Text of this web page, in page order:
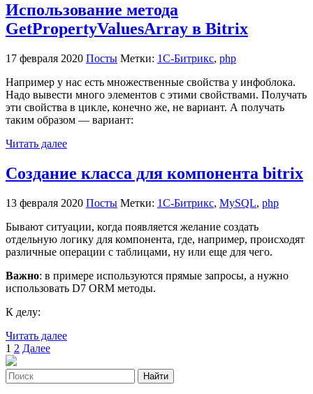
Использование метода
GetPropertyValuesArray в Bitrix
17 февраля 2020 Посты Метки: 1С-Битрикс, php
Например у нас есть множественные свойства у инфоблока.
Надо вывести много элементов с этими свойствами. Получать
эти свойства в цикле, конечно же, не вариант. А получать
таким образом — вариант:
Читать далее
Создание класса для компонента bitrix
13 февраля 2020 Посты Метки: 1С-Битрикс, MySQL, php
Бывают ситуации, когда появляется желание создать
отдельную логику для компонента, где, например, происходят
различные операции с таблицами, ну или еще для чего.
Важно: в примере используются прямые запросы, а нужно
использовать D7 ORM методы.
К делу:
Читать далее
Пагинация
записей
1 2 Далее
Найти